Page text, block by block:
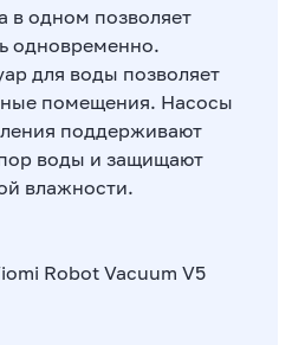
в одном позволяет
одновременно.
для воды позволяет
помещения. Насосы
поддерживают
воды и защищают
влажности.
Robot Vacuum V5